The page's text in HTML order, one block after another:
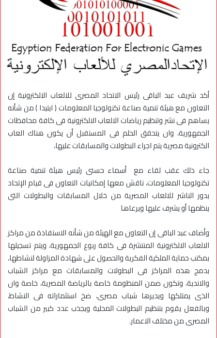
أكد شريف عبد الباقى رئيس الاتحاد المصرى للالعاب الالكترونية إن
التعاون مع هيئة تنمية صناعة تكنولوجيا المعلومات ( ايتيدا ) من شأنه
يساهم فى نشر وتنظيم رياضات الالعاب الالكترونية فى كافة محافظات
الجمهورية، وان يتحقق الحلم فى المستقبل أن يكون هناك العاب
الكترونية مصرية يتم اجراء البطولات والمسابقات عليها،
جاء ذلك عقب لقاء مع أسماء حسنى رئيس هيئة تنمية صناعة
تكنولوجيا المعلومات، ناقش معها إمكانيات التعاون فى قيام الإتحاد
بدور الناشر للالعاب المصرية من خلال المسابقات والبطولات التى
ينظمها أو يشرف عليها ويرعاها
وأضاف عبد الباقى إن التعاون مع الهيئة من شأنه الاستفادة من مراكز
الالعاب الالكترونية المنتشرة فى كافة ربوع الجمهورية، ويتم تسجيلها
بمكتب حماية الملكية الفكرية والحصول على شهادة المزاولة لنشاطها،
بدمج هذه المراكز فى البطولات والمسابقات مع مراكز الشباب
والاندية، وتكون ضمن المنظومة خاصة بالرياضة المصرية، خاصة وان
الذى يمتلكها ويديرها شباب مصرى، ضخ استثماراته فى النشاط،
وبالفعل يقوم بتنظيم البطولات المحلية ويجذب عدد كبير من الشباب
المصرى من مختلف الاعمار.